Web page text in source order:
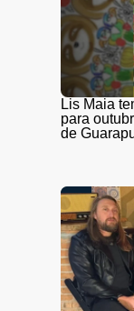
Lis Maia
para
de